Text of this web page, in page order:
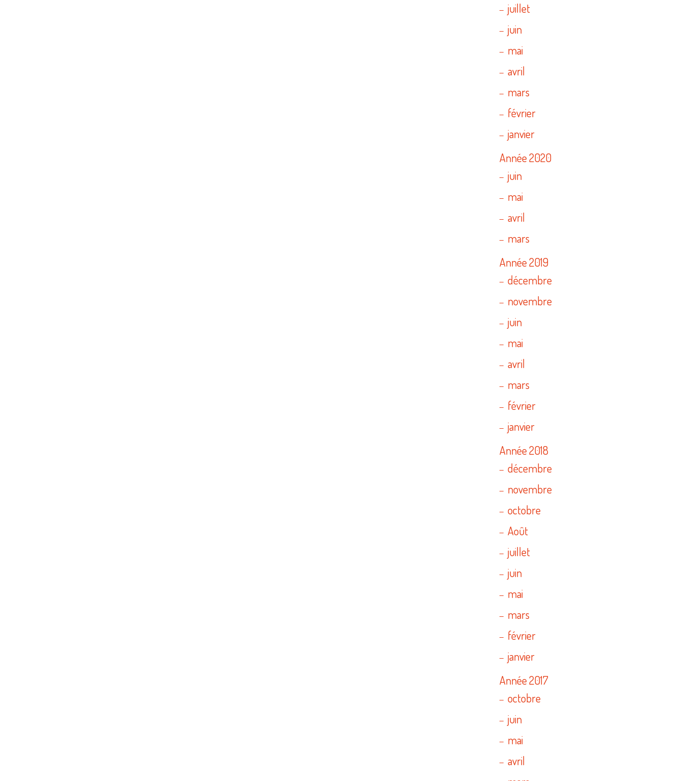
juillet
juin
mai
avril
mars
février
janvier
Année 2020
juin
mai
avril
mars
Année 2019
décembre
novembre
juin
mai
avril
mars
février
janvier
Année 2018
décembre
novembre
octobre
Août
juillet
juin
mai
mars
février
janvier
Année 2017
octobre
juin
mai
avril